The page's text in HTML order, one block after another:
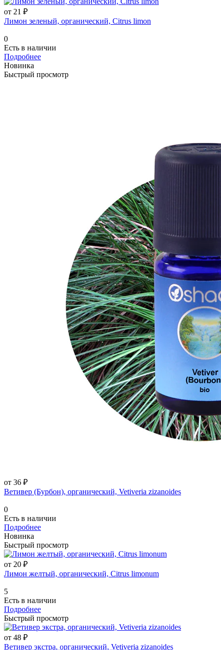
от 21 ₽
Лимон зеленый, органический, Citrus limon
0
Есть в наличии
Подробнее
Новинка
Быстрый просмотр
от 36 ₽
Ветивер (Бурбон), органический, Vetiveria zizanoides
0
Есть в наличии
Подробнее
Новинка
Быстрый просмотр
от 20 ₽
Лимон желтый, органический, Citrus limonum
5
Есть в наличии
Подробнее
Быстрый просмотр
от 48 ₽
Ветивер экстра, органический, Vetiveria zizanoides